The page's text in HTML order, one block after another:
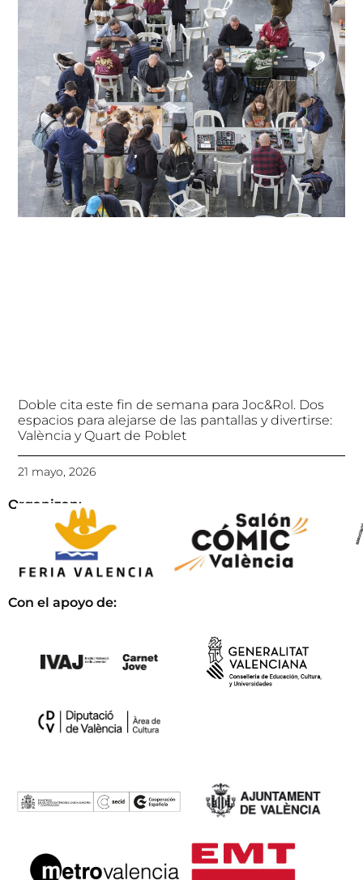
Doble cita este fin de semana para Joc&Rol. Dos
espacios para alejarse de las pantallas y divertirse:
València y Quart de Poblet
21 mayo, 2026
Organizan:
Con el apoyo de: